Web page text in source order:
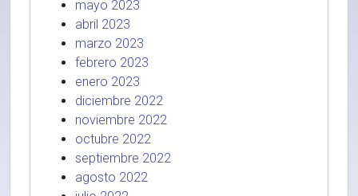
mayo 2023
abril 2023
marzo 2023
febrero 2023
enero 2023
diciembre 2022
noviembre 2022
octubre 2022
septiembre 2022
agosto 2022